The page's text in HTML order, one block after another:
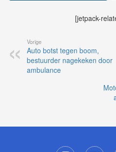
[jetpack-
Vorige
Auto botst tegen boom,
bestuurder nagekeken door
ambulance